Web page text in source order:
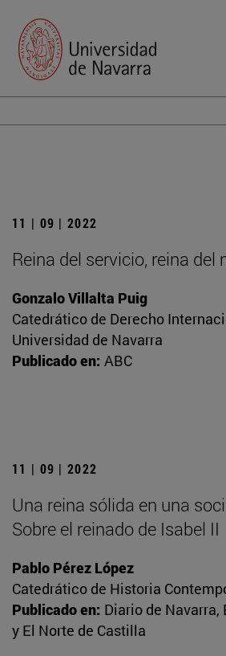
11 | 09 | 2022
Reina del servicio, reina del
Gonzalo Villalta Puig
Catedrático de Derecho
Universidad de Navarra
Publicado en: ABC
11 | 09 | 2022
Una reina sólida en una
Sobre el reinado de Isabel II
Pablo Pérez López
Catedrático de Historia
Publicado en: Diario de
y El Norte de Castilla